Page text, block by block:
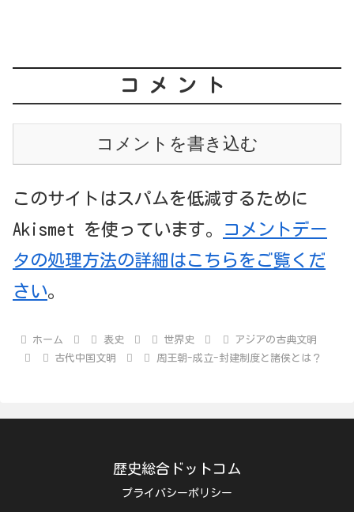
コメント
コメントを書き込む
このサイトはスパムを低減するために
Akismet を使っています。
コメントデー
タの処理方法の詳細はこちらをご覧くだ
さい。
ホーム 表史 世界史
アジアの古典文明
古代中国文明
周王朝-成立-封建制度と諸侯とは？
歴史総合ドットコム
プライバシーポリシー